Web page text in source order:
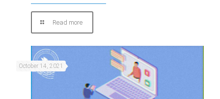
Read more
October 14, 2021